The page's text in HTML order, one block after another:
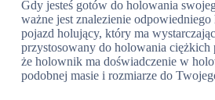
Gdy jesteś gotów do holowania
ważne jest znalezienie
pojazd holujący, który ma
przystosowany do holowania
że holownik ma doświadczenie w
podobnej masie i rozmiarze do